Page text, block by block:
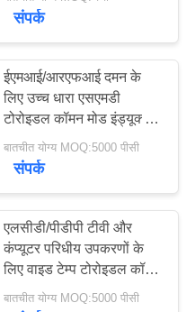
संपर्क
ईएमआई/आरएफआई दमन के
लिए उच्च धारा एसएमडी
टोरोइडल कॉमन मोड इंड्यूक्टर
एसटीसी08 सीरीज
200μएच-20mH
बातचीत योग्य MOQ:5000 पीसी
संपर्क
एलसीडी/पीडीपी टीवी और
कंप्यूटर परिधीय उपकरणों के
लिए वाइड टेम्प टोरोइडल कॉमन
मोड इंडक्टर टीआरएफ श्रृंखला
बातचीत योग्य MOQ:5000 पीसी